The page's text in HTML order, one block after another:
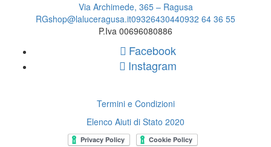
Via Archimede, 365 – Ragusa
RGshop@laluceragusa.it09326430440932 64 36 55
P.Iva 00696080886
Facebook
Instagram
Termini e Condizioni
Elenco Aiuti di Stato 2020